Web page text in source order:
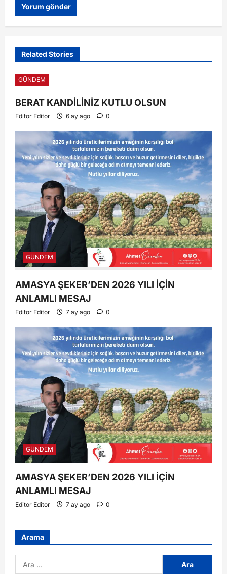
Related Stories
GÜNDEM
BERAT KANDİLİNİZ KUTLU OLSUN
Editor Editor 6 ay ago 0
GÜNDEM
AMASYA ŞEKER’DEN 2026 YILI İÇİN
ANLAMLI MESAJ
Editor Editor 7 ay ago 0
GÜNDEM
AMASYA ŞEKER’DEN 2026 YILI İÇİN
ANLAMLI MESAJ
Editor Editor 7 ay ago 0
Arama